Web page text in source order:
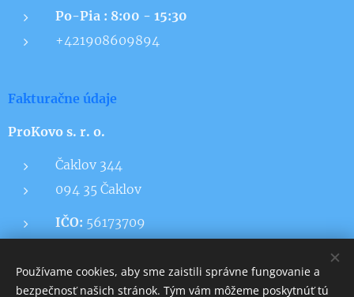
Po-Pia : 8:00 - 15:30
+421908609894
Fakturačne údaje
ProKovo s. r. o.
Čaklov 344
094 35 Čaklov
IČO: 56173709
IČ DPH:SK2122226843
Používame cookies, aby sme zaistili správne fungovanie a
bezpečnosť našich stránok. Tým vám môžeme poskytnúť tú